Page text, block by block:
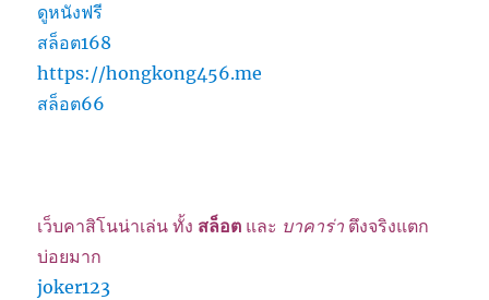
ดูหนังฟรี
สล็อต168
https://hongkong456.me
สล็อต66
เว็บคาสิโนน่าเล่น ทั้ง สล็อต และ บาคาร่า ตึงจริงแตก
บ่อยมาก
joker123